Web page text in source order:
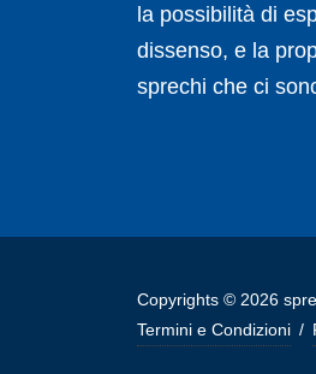
la possibilità di
dissenso, e la
sprechi che ci
Copyrights © 2026
Termini e Condizioni /